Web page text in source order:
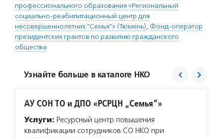
профессионального образования «Региональный
социально-реабилитационный центр для
несовершеннолетних "Семья"» (Тюмень), Фонд-оператор
президентских грантов по развитию гражданского
общества
Узнайте больше в каталоге НКО
АУ СОН ТО и ДПО «РСРЦН „Семья“»
Услуги: Ресурсный центр повышения
квалификации сотрудников СО НКО при